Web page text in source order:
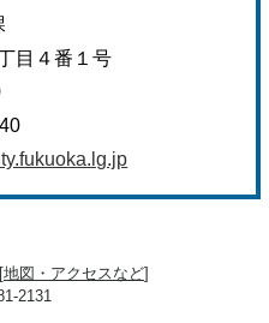
目４番１号
地図・アクセスなど]
2131